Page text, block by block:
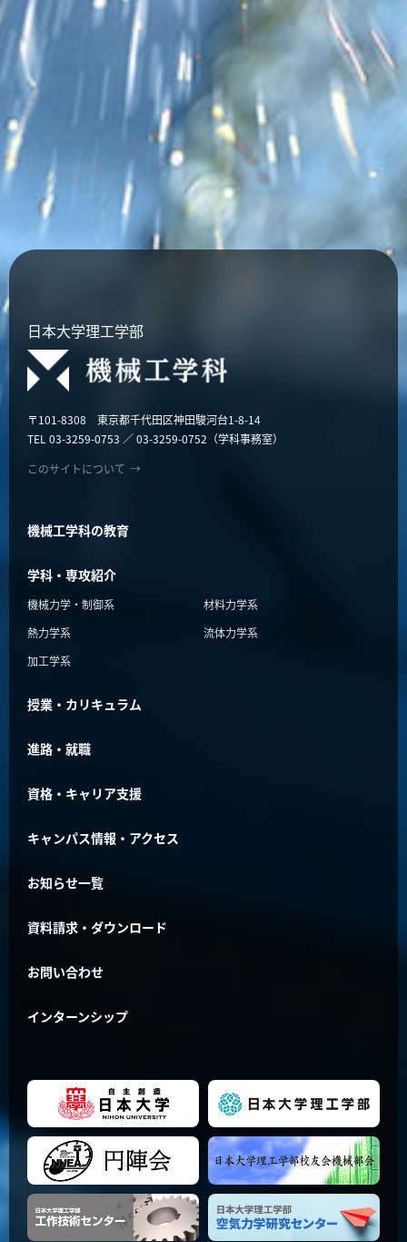
日本大学理工学部
〒101-8308 東京都千代田区神田駿河台1-8-14
TEL 03-3259-0753 ／ 03-3259-0752（学科事務室）
このサイトについて →
機械工学科の教育
学科・専攻紹介
機械力学・制御系
材料力学系
熱力学系
流体力学系
加工学系
授業・カリキュラム
進路・就職
資格・キャリア支援
キャンパス情報・アクセス
お知らせ一覧
資料請求・ダウンロード
お問い合わせ
インターンシップ